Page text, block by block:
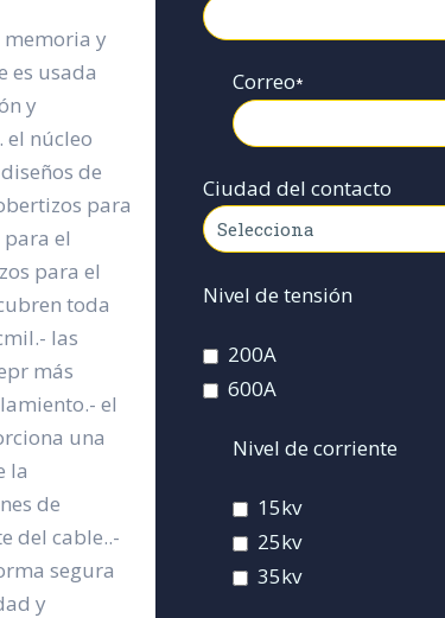
y
es usada
y
el núcleo
de
para
el
para el
toda
las
más
el
una
la
de
del cable..-
segura
y
Correo*
Ciudad del contacto
Nivel de tensión
200A
600A
Nivel de corriente
15kv
25kv
35kv